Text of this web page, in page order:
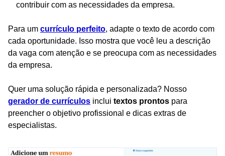
contribuir com as necessidades da empresa.
Para um currículo perfeito, adapte o texto de acordo com
cada oportunidade. Isso mostra que você leu a descrição
da vaga com atenção e se preocupa com as necessidades
da empresa.
Quer uma solução rápida e personalizada? Nosso
gerador de currículos inclui textos prontos para
preencher o objetivo profissional e dicas extras de
especialistas.